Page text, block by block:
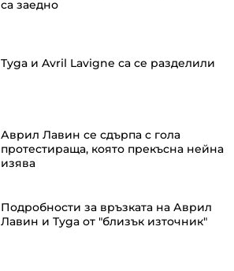
са заедно
Tyga и Avril Lavigne са се разделили
Аврил Лавин се сдърпа с гола
протестираща, която прекъсна нейна
изява
Подробности за връзката на Аврил
Лавин и Tyga от "близък източник"